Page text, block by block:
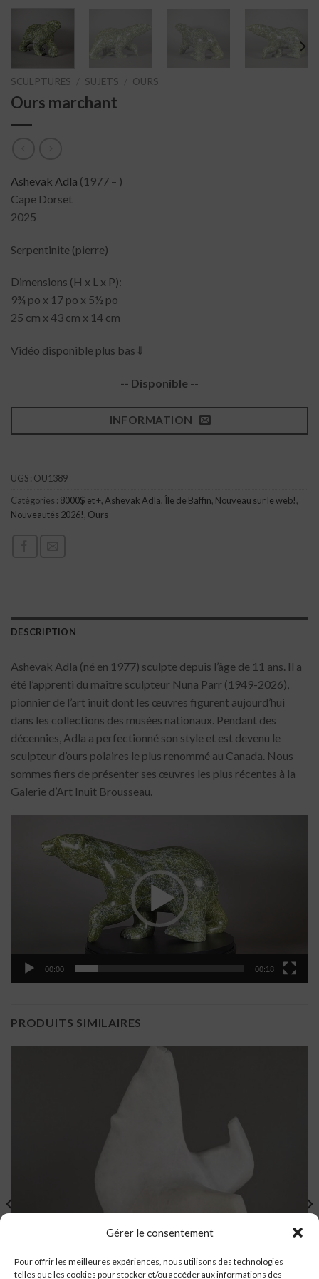
Gérer le consentement
Pour offrir les meilleures expériences, nous utilisons des technologies
telles que les cookies pour stocker et/ou accéder aux informations des
SCULPTURES SUJETS OURS
Ours marchant
Ashevak Adla (1977 – )
Cape Dorset
2025
Serpentinite (pierre)
Dimensions (H x L x P):
9¾ po x 17 po x 5½ po
25 cm x 43 cm x 14 cm
Vidéo disponible plus bas⇓
-- Disponible --
INFORMATION
UGS : OU1389
Catégories : 8000$ et +, Ashevak Adla, Île de Baffin, Nouveau sur le web!,
Nouveautés 2026!, Ours
DESCRIPTION
Ashevak Adla (né en 1977) sculpte depuis l’âge de 11 ans. Il a
été l’apprenti du maître sculpteur Nuna Parr (1949-2026),
pionnier de l’art inuit dont les œuvres figurent aujourd’hui
dans les collections des musées nationaux. Pendant des
décennies, Adla a perfectionné son style et est devenu le
sculpteur d’ours polaires le plus renommé au Canada. Nous
sommes fiers de présenter ses œuvres les plus récentes à la
Galerie d’Art Inuit Brousseau.
00:00 00:18
PRODUITS SIMILAIRES